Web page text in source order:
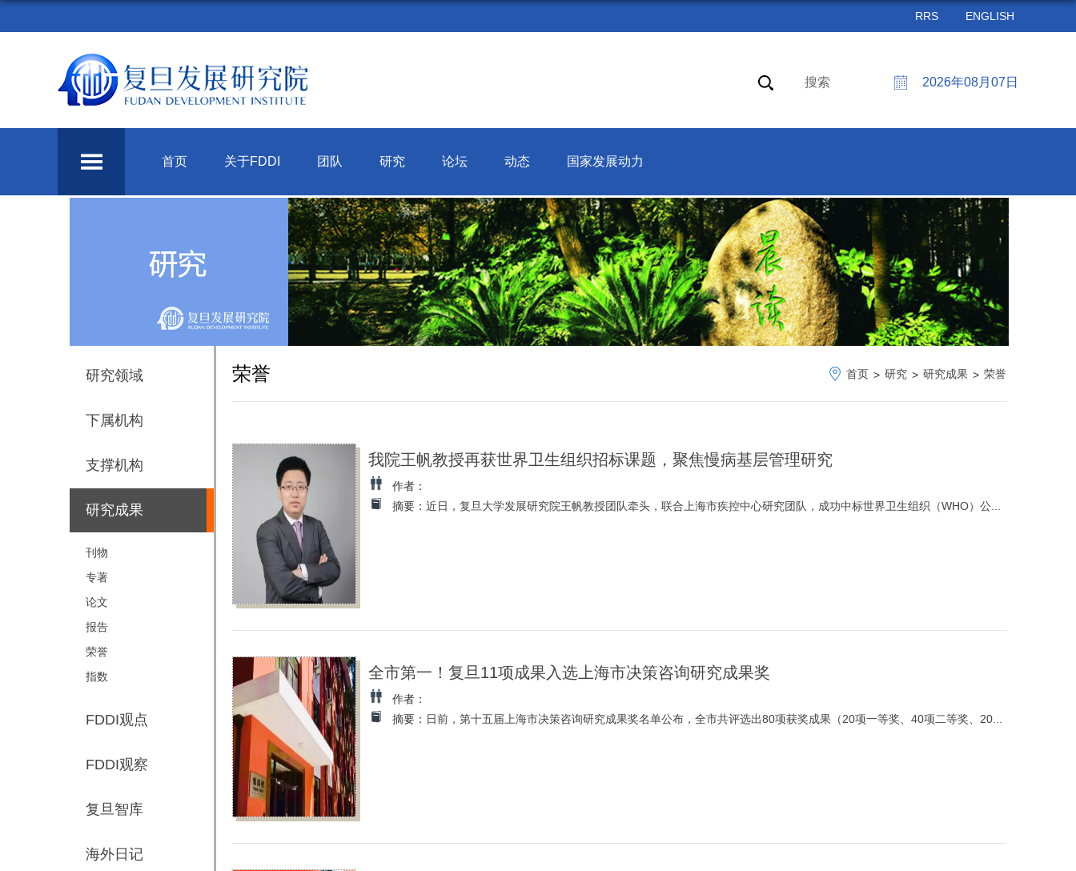
RRS ENGLISH
2026年08月07日
搜索
首页 关于FDDI 团队 研究 论坛 动态 国家发展动力
研究领域
下属机构
支撑机构
研究成果
刊物
专著
论文
报告
荣誉
指数
FDDI观点
FDDI观察
复旦智库
海外日记
荣誉 首页 > 研究 > 研究成果 > 荣誉
我院王帆教授再获世界卫生组织招标课题，聚焦慢病基层管理研究
作者：
摘要： 近日，复旦大学发展研究院王帆教授团队牵头，联合上海市疾控中心研究团队，成功中标世界卫生组织（WHO）公...
全市第一！复旦11项成果入选上海市决策咨询研究成果奖
作者：
摘要： 日前，第十五届上海市决策咨询研究成果奖名单公布，全市共评选出80项获奖成果（20项一等奖、40项二等奖、20...